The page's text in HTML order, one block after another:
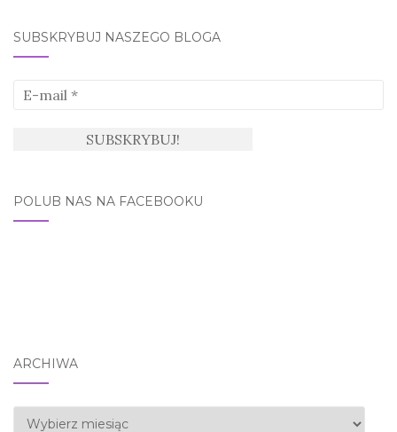
SUBSKRYBUJ NASZEGO BLOGA
POLUB NAS NA FACEBOOKU
ARCHIWA
Archiwa